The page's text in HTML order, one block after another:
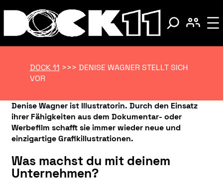
DOCK 11 >>> DENISE WAGNER STELLT SICH
VOR
Denise Wagner ist Illustratorin. Durch den Einsatz
ihrer Fähigkeiten aus dem Dokumentar- oder
Werbefilm schafft sie immer wieder neue und
einzigartige Grafikillustrationen.
Was machst du mit deinem
Unternehmen?